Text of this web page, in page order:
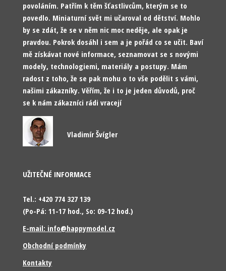
povoláním. Patřím k těm šťastlivcům, kterým se to
povedlo. Miniaturní svět mi učaroval od dětství. Mohlo
by se zdát, že se v něm nic moc neděje, ale opak je
pravdou. Pokrok dosáhl i sem a je pořád co se učit. Baví
mě získávat nové informace, seznamovat se s novými
modely, technologiemi, materiály a postupy. Mám
radost z toho, že se pak mohu o to vše podělit s vámi,
našimi zákazníky. Věřím, že i to je jeden důvodů, proč
se k nám zákazníci rádi vracejí
Vladimír Švígler
UŽITEČNÉ INFORMACE
Tel.: +420 774 327 139
(Po-Pá: 11-17 hod., So: 09-12 hod.)
E-mail: info@happymodel.cz
Obchodní podmínky
Kontakty